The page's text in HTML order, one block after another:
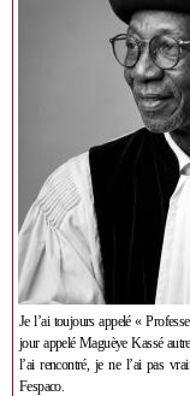
Je l’ai toujours appelé «
jour appelé Maguèye Kassé
l’ai rencontré, je ne l’ai pas
Fespaco.